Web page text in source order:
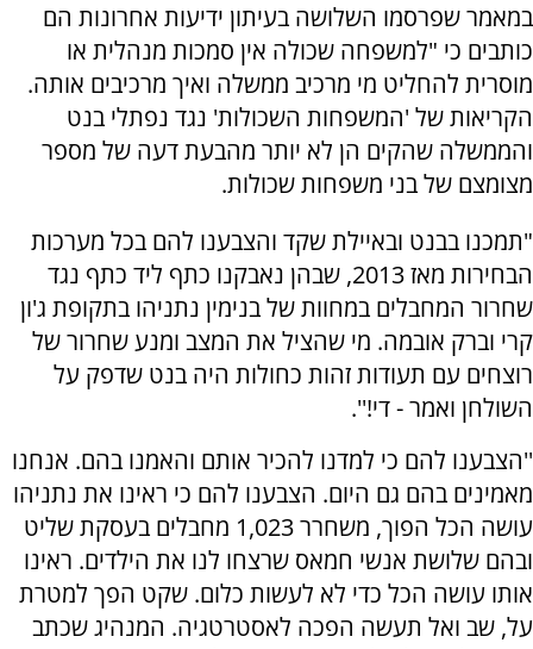
במאמר שפרסמו השלושה בעיתון ידיעות אחרונות הם
כותבים כי "למשפחה שכולה אין סמכות מנהלית או
מוסרית להחליט מי מרכיב ממשלה ואיך מרכיבים אותה.
הקריאות של 'המשפחות השכולות' נגד נפתלי בנט
והממשלה שהקים הן לא יותר מהבעת דעה של מספר
מצומצם של בני משפחות שכולות.
"תמכנו בבנט ובאיילת שקד והצבענו להם בכל מערכות
הבחירות מאז 2013, שבהן נאבקנו כתף ליד כתף נגד
שחרור המחבלים במחוות של בנימין נתניהו בתקופת ג'ון
קרי וברק אובמה. מי שהציל את המצב ומנע שחרור של
רוצחים עם תעודות זהות כחולות היה בנט שדפק על
השולחן ואמר - די!''.
''הצבענו להם כי למדנו להכיר אותם והאמנו בהם. אנחנו
מאמינים בהם גם היום. הצבענו להם כי ראינו את נתניהו
עושה הכל הפוך, משחרר 1,023 מחבלים בעסקת שליט
ובהם שלושת אנשי חמאס שרצחו לנו את הילדים. ראינו
אותו עושה הכל כדי לא לעשות כלום. שקט הפך למטרת
על, שב ואל תעשה הפכה לאסטרטגיה. המנהיג שכתב